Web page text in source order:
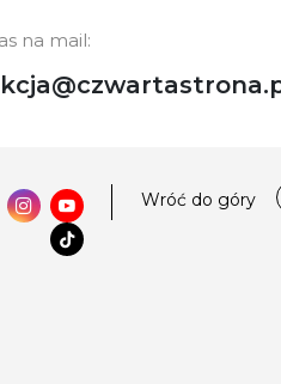
na mail:
Wróć do góry